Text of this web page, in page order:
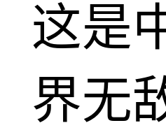
这是
界无